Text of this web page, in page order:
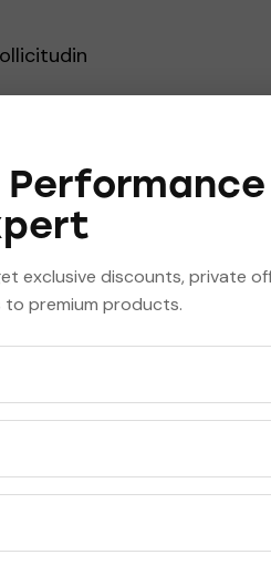
tempor
quis nostrud
Duis aute irure
elit.
et netus et
tristique, justo elit
tristique, pulvinar
exclusive discounts, private
to premium products.